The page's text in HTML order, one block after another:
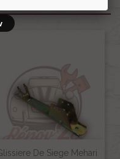
De Siege Mehari